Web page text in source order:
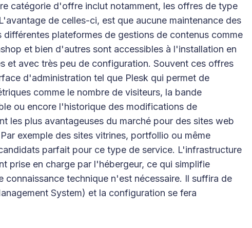
catégorie d'offre inclut notamment, les offres de type
de celles-ci, est que aucune maintenance des
différentes plateformes de gestions de contenus comme
et bien d'autres sont accessibles à l'installation en
et avec très peu de configuration. Souvent ces offres
d'administration tel que Plesk qui permet de
comme le nombre de visiteurs, la bande
ou encore l'historique des modifications de
les plus avantageuses du marché pour des sites web
exemple des sites vitrines, portfollio ou même
parfait pour ce type de service. L'infrastructure
prise en charge par l'hébergeur, ce qui simplifie
connaissance technique n'est nécessaire. Il suffira de
System) et la configuration se fera